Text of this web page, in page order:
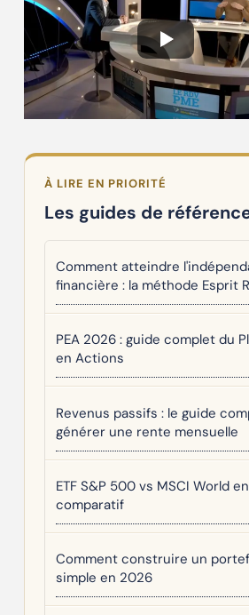
À LIRE EN PRIORITÉ
Les guides de
Comment atteindre
financière : la méthode Esprit
PEA 2026 : guide complet du
en Actions
Revenus passifs : le guide
générer une rente mensuelle
ETF S&P 500 vs MSCI World
comparatif
Comment construire un
simple en 2026